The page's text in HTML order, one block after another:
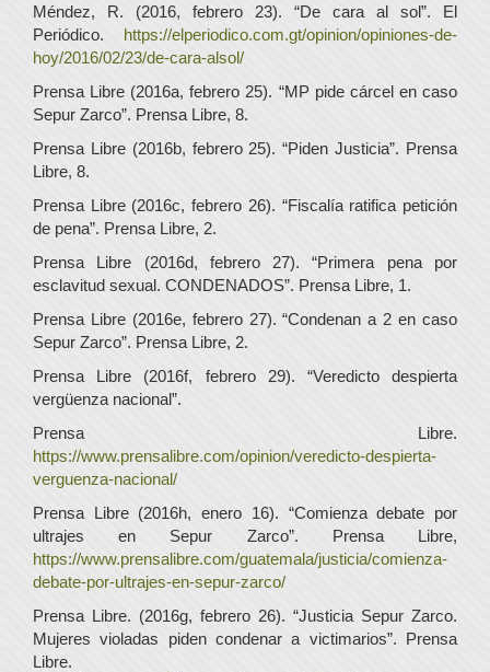
Méndez, R. (2016, febrero 23). “De cara al sol”. El
Periódico. https://elperiodico.com.gt/opinion/opiniones-de-
hoy/2016/02/23/de-cara-alsol/
Prensa Libre (2016a, febrero 25). “MP pide cárcel en caso
Sepur Zarco”. Prensa Libre, 8.
Prensa Libre (2016b, febrero 25). “Piden Justicia”. Prensa
Libre, 8.
Prensa Libre (2016c, febrero 26). “Fiscalía ratifica petición
de pena”. Prensa Libre, 2.
Prensa Libre (2016d, febrero 27). “Primera pena por
esclavitud sexual. CONDENADOS”. Prensa Libre, 1.
Prensa Libre (2016e, febrero 27). “Condenan a 2 en caso
Sepur Zarco”. Prensa Libre, 2.
Prensa Libre (2016f, febrero 29). “Veredicto despierta
vergüenza nacional”.
Prensa Libre.
https://www.prensalibre.com/opinion/veredicto-despierta-
verguenza-nacional/
Prensa Libre (2016h, enero 16). “Comienza debate por
ultrajes en Sepur Zarco”. Prensa Libre,
https://www.prensalibre.com/guatemala/justicia/comienza-
debate-por-ultrajes-en-sepur-zarco/
Prensa Libre. (2016g, febrero 26). “Justicia Sepur Zarco.
Mujeres violadas piden condenar a victimarios”. Prensa
Libre.